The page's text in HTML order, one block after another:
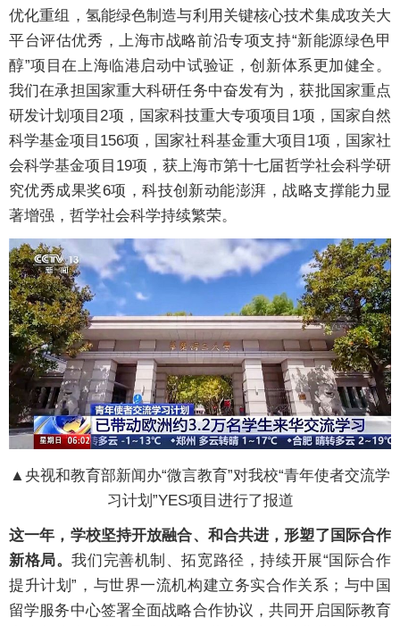
优化重组，氢能绿色制造与利用关键核心技术集成攻关大
平台评估优秀，上海市战略前沿专项支持“新能源绿色甲
醇”项目在上海临港启动中试验证，创新体系更加健全。
我们在承担国家重大科研任务中奋发有为，获批国家重点
研发计划项目2项，国家科技重大专项项目1项，国家自然
科学基金项目156项，国家社科基金重大项目1项，国家社
会科学基金项目19项，获上海市第十七届哲学社会科学研
究优秀成果奖6项，科技创新动能澎湃，战略支撑能力显
著增强，哲学社会科学持续繁荣。
▲央视和教育部新闻办“微言教育”对我校“青年使者交流学
习计划”YES项目进行了报道
这一年，学校坚持开放融合、和合共进，形塑了国际合作
新格局。我们完善机制、拓宽路径，持续开展“国际合作
提升计划”，与世界一流机构建立务实合作关系；与中国
留学服务中心签署全面战略合作协议，共同开启国际教育